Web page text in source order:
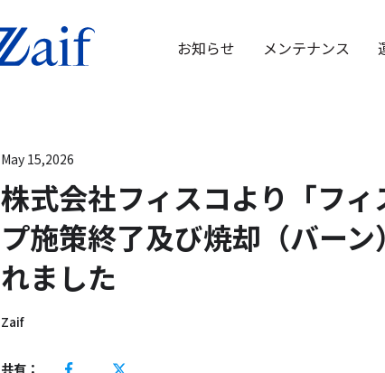
お知らせ メンテナンス
May 15,2026
株式会社フィスコより「フ
プ施策終了及び焼却（バー
れました
Zaif
共有：